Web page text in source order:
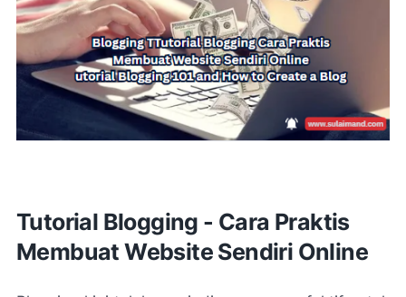
Tutorial Blogging - Cara Praktis
Membuat Website Sendiri Online